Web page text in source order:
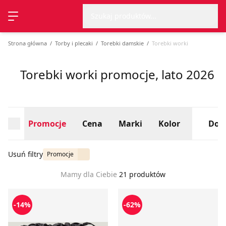
Przełącz menu
Strona główna Torby i plecaki Torebki damskie Torebki worki
Torebki worki promocje, lato 2026
Promocje Cena Marki Kolor
Usuń filtry Promocje
Mamy dla Ciebie 21 produktów
Torebka wakacyjna Pinko
-14%
Torebka letni
-62%